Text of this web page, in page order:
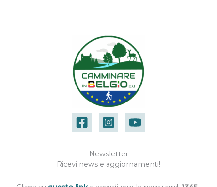
Newsletter
Ricevi news e aggiornamenti!